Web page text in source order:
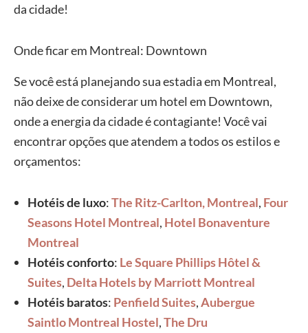
da cidade!
Onde ficar em Montreal: Downtown
Se você está planejando sua estadia em Montreal,
não deixe de considerar um hotel em Downtown,
onde a energia da cidade é contagiante! Você vai
encontrar opções que atendem a todos os estilos e
orçamentos:
Hotéis de luxo:The Ritz-Carlton, Montreal, Four
Seasons Hotel Montreal, Hotel Bonaventure
Montreal
Hotéis conforto: Le Square Phillips Hôtel &
Suites, Delta Hotels by Marriott Montreal
Hotéis baratos: Penfield Suites,Aubergue
Saintlo Montreal Hostel,The Dru